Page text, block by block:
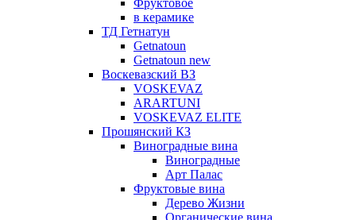
Фруктовое
в керамике
ТД Гетнатун
Getnatoun
Getnatoun new
Воскевазский ВЗ
VOSKEVAZ
ARARTUNI
VOSKEVAZ ELITE
Прошянский КЗ
Виноградные вина
Виноградные
Арт Палас
Фруктовые вина
Дерево Жизни
Органические вина